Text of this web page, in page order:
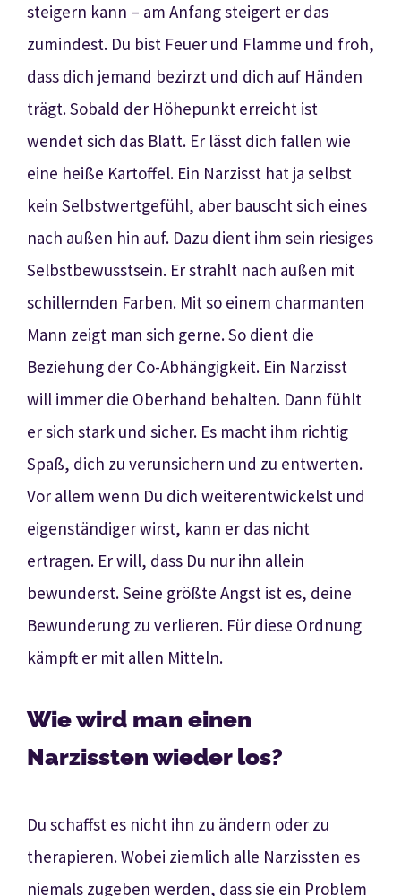
steigern kann – am Anfang steigert er das
zumindest. Du bist Feuer und Flamme und froh,
dass dich jemand bezirzt und dich auf Händen
trägt. Sobald der Höhepunkt erreicht ist
wendet sich das Blatt. Er lässt dich fallen wie
eine heiße Kartoffel. Ein Narzisst hat ja selbst
kein Selbstwertgefühl, aber bauscht sich eines
nach außen hin auf. Dazu dient ihm sein riesiges
Selbstbewusstsein. Er strahlt nach außen mit
schillernden Farben. Mit so einem charmanten
Mann zeigt man sich gerne. So dient die
Beziehung der Co-Abhängigkeit. Ein Narzisst
will immer die Oberhand behalten. Dann fühlt
er sich stark und sicher. Es macht ihm richtig
Spaß, dich zu verunsichern und zu entwerten.
Vor allem wenn Du dich weiterentwickelst und
eigenständiger wirst, kann er das nicht
ertragen. Er will, dass Du nur ihn allein
bewunderst. Seine größte Angst ist es, deine
Bewunderung zu verlieren. Für diese Ordnung
kämpft er mit allen Mitteln.
Wie wird man einen
Narzissten wieder los?
Du schaffst es nicht ihn zu ändern oder zu
therapieren. Wobei ziemlich alle Narzissten es
niemals zugeben werden, dass sie ein Problem